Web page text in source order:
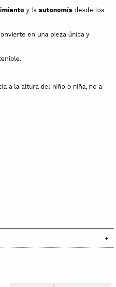
y la autonomíadesde los
en una pieza única y
a la altura del niño o niña, no a